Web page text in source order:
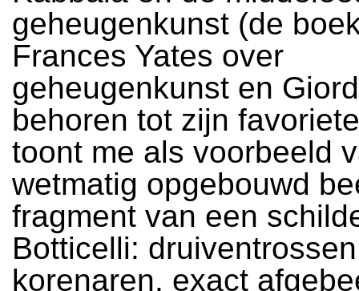
geheugenkunst (de
Frances Yates over
geheugenkunst en
behoren tot zijn
toont me als voorbeeld
wetmatig opgebouwd
fragment van een
Botticelli:
korenaren, exact